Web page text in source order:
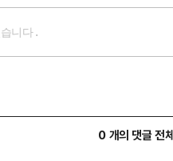
0 개의 댓글 전